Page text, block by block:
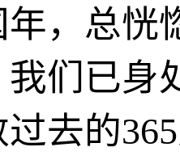
，总恍
们已身
去的